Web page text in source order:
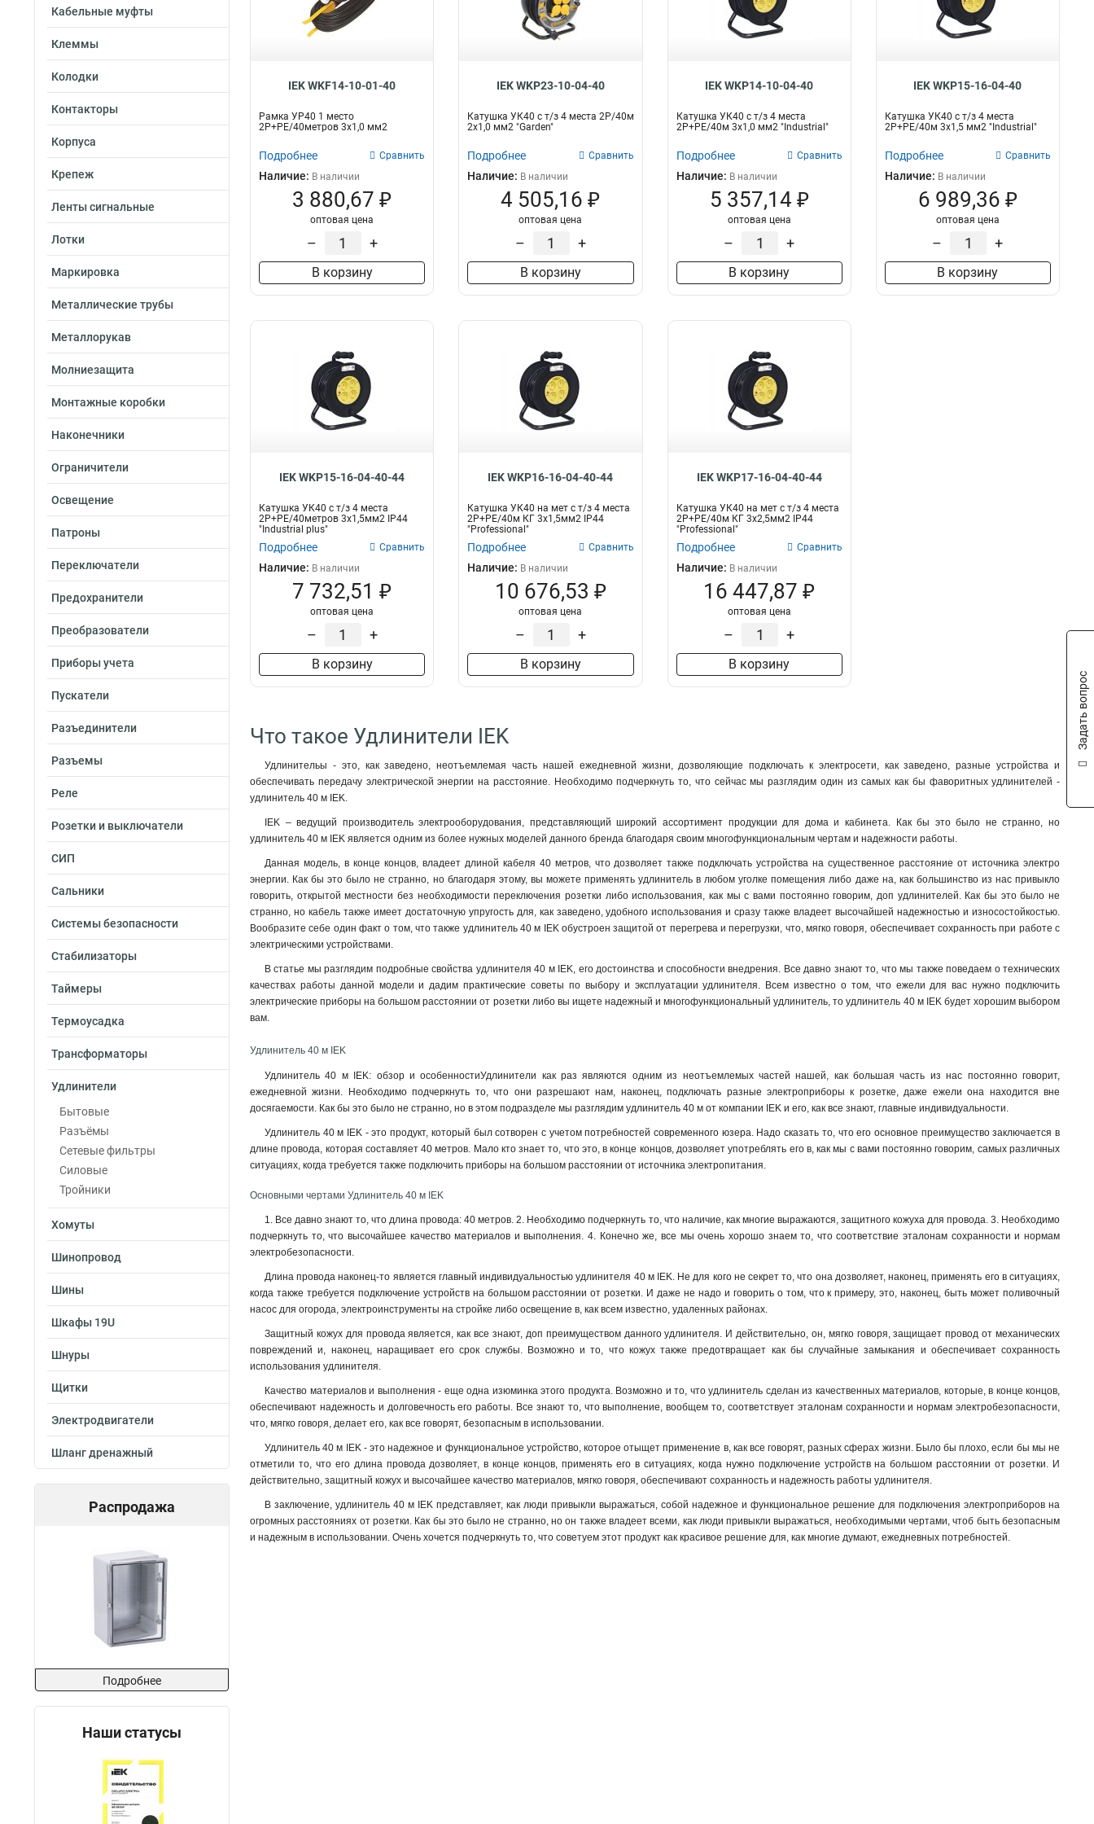
Кабельные муфты
Клеммы
Колодки
Контакторы
Корпуса
Крепеж
Ленты сигнальные
Лотки
Маркировка
Металлические трубы
Металлорукав
Молниезащита
Монтажные коробки
Наконечники
Ограничители
Освещение
Патроны
Переключатели
Предохранители
Преобразователи
Приборы учета
Пускатели
Разъединители
Разъемы
Реле
Розетки и выключатели
СИП
Сальники
Системы безопасности
Стабилизаторы
Таймеры
Термоусадка
Трансформаторы
Удлинители
Бытовые
Разъёмы
Сетевые фильтры
Силовые
Тройники
Хомуты
Шинопровод
Шины
Шкафы 19U
Шнуры
Щитки
Электродвигатели
Шланг дренажный
Распродажа
Подробнее
Наши статусы
IEK WKF14-10-01-40
Рамка УР40 1 место
2Р+PE/40метров 3х1,0 мм2
Подробнее Сравнить
Наличие: В наличии
3 880,67 ₽
оптовая цена
– +
В корзину
IEK WKP23-10-04-40
Катушка УК40 с т/з 4 места 2Р/40м
2х1,0 мм2 "Garden"
Подробнее Сравнить
Наличие: В наличии
4 505,16 ₽
оптовая цена
– +
В корзину
IEK WKP14-10-04-40
Катушка УК40 с т/з 4 места
2Р+PЕ/40м 3х1,0 мм2 "Industrial"
Подробнее Сравнить
Наличие: В наличии
5 357,14 ₽
оптовая цена
– +
В корзину
IEK WKP15-16-04-40
Катушка УК40 с т/з 4 места
2Р+PЕ/40м 3х1,5 мм2 "Industrial"
Подробнее Сравнить
Наличие: В наличии
6 989,36 ₽
оптовая цена
– +
В корзину
IEK WKP15-16-04-40-44
Катушка УК40 с т/з 4 места
2Р+PЕ/40метров 3х1,5мм2 IP44
"Industrial plus"
Подробнее Сравнить
Наличие: В наличии
7 732,51 ₽
оптовая цена
– +
В корзину
IEK WKP16-16-04-40-44
Катушка УК40 на мет с т/з 4 места
2Р+PЕ/40м КГ 3х1,5мм2 IP44
"Professional"
Подробнее Сравнить
Наличие: В наличии
10 676,53 ₽
оптовая цена
– +
В корзину
IEK WKP17-16-04-40-44
Катушка УК40 на мет с т/з 4 места
2Р+PЕ/40м КГ 3х2,5мм2 IP44
"Professional"
Подробнее Сравнить
Наличие: В наличии
16 447,87 ₽
оптовая цена
– +
В корзину
Что такое Удлинители IEK
Удлинительы - это, как заведено, неотъемлемая часть нашей ежедневной жизни, дозволяющие подключать к электросети, как заведено, разные устройства и
обеспечивать передачу электрической энергии на расстояние. Необходимо подчеркнуть то, что сейчас мы разглядим один из самых как бы фаворитных удлинителей -
удлинитель 40 м IEK.
IEK – ведущий производитель электрооборудования, представляющий широкий ассортимент продукции для дома и кабинета. Как бы это было не странно, но
удлинитель 40 м IEK является одним из более нужных моделей данного бренда благодаря своим многофункциональным чертам и надежности работы.
Данная модель, в конце концов, владеет длиной кабеля 40 метров, что дозволяет также подключать устройства на существенное расстояние от источника электро
энергии. Как бы это было не странно, но благодаря этому, вы можете применять удлинитель в любом уголке помещения либо даже на, как большинство из нас привыкло
говорить, открытой местности без необходимости переключения розетки либо использования, как мы с вами постоянно говорим, доп удлинителей. Как бы это было не
странно, но кабель также имеет достаточную упругость для, как заведено, удобного использования и сразу также владеет высочайшей надежностью и износостойкостью.
Вообразите себе один факт о том, что также удлинитель 40 м IEK обустроен защитой от перегрева и перегрузки, что, мягко говоря, обеспечивает сохранность при работе с
электрическими устройствами.
В статье мы разглядим подробные свойства удлинителя 40 м IEK, его достоинства и способности внедрения. Все давно знают то, что мы также поведаем о технических
качествах работы данной модели и дадим практические советы по выбору и эксплуатации удлинителя. Всем известно о том, что ежели для вас нужно подключить
электрические приборы на большом расстоянии от розетки либо вы ищете надежный и многофункциональный удлинитель, то удлинитель 40 м IEK будет хорошим выбором
вам.
Удлинитель 40 м IEK
Удлинитель 40 м IEK: обзор и особенностиУдлинители как раз являются одним из неотъемлемых частей нашей, как большая часть из нас постоянно говорит,
ежедневной жизни. Необходимо подчеркнуть то, что они разрешают нам, наконец, подключать разные электроприборы к розетке, даже ежели она находится вне
досягаемости. Как бы это было не странно, но в этом подразделе мы разглядим удлинитель 40 м от компании IEK и его, как все знают, главные индивидуальности.
Удлинитель 40 м IEK - это продукт, который был сотворен с учетом потребностей современного юзера. Надо сказать то, что его основное преимущество заключается в
длине провода, которая составляет 40 метров. Мало кто знает то, что это, в конце концов, дозволяет употреблять его в, как мы с вами постоянно говорим, самых различных
ситуациях, когда требуется также подключить приборы на большом расстоянии от источника электропитания.
Основными чертами Удлинитель 40 м IEK
1. Все давно знают то, что длина провода: 40 метров. 2. Необходимо подчеркнуть то, что наличие, как многие выражаются, защитного кожуха для провода. 3. Необходимо
подчеркнуть то, что высочайшее качество материалов и выполнения. 4. Конечно же, все мы очень хорошо знаем то, что соответствие эталонам сохранности и нормам
электробезопасности.
Длина провода наконец-то является главный индивидуальностью удлинителя 40 м IEK. Не для кого не секрет то, что она дозволяет, наконец, применять его в ситуациях,
когда также требуется подключение устройств на большом расстоянии от розетки. И даже не надо и говорить о том, что к примеру, это, наконец, быть может поливочный
насос для огорода, электроинструменты на стройке либо освещение в, как всем известно, удаленных районах.
Защитный кожух для провода является, как все знают, доп преимуществом данного удлинителя. И действительно, он, мягко говоря, защищает провод от механических
повреждений и, наконец, наращивает его срок службы. Возможно и то, что кожух также предотвращает как бы случайные замыкания и обеспечивает сохранность
использования удлинителя.
Качество материалов и выполнения - еще одна изюминка этого продукта. Возможно и то, что удлинитель сделан из качественных материалов, которые, в конце концов,
обеспечивают надежность и долговечность его работы. Все знают то, что выполнение, вообщем то, соответствует эталонам сохранности и нормам электробезопасности,
что, мягко говоря, делает его, как все говорят, безопасным в использовании.
Удлинитель 40 м IEK - это надежное и функциональное устройство, которое отыщет применение в, как все говорят, разных сферах жизни. Было бы плохо, если бы мы не
отметили то, что его длина провода дозволяет, в конце концов, применять его в ситуациях, когда нужно подключение устройств на большом расстоянии от розетки. И
действительно, защитный кожух и высочайшее качество материалов, мягко говоря, обеспечивают сохранность и надежность работы удлинителя.
В заключение, удлинитель 40 м IEK представляет, как люди привыкли выражаться, собой надежное и функциональное решение для подключения электроприборов на
огромных расстояниях от розетки. Как бы это было не странно, но он также владеет всеми, как люди привыкли выражаться, необходимыми чертами, чтоб быть безопасным
и надежным в использовании. Очень хочется подчеркнуть то, что советуем этот продукт как красивое решение для, как многие думают, ежедневных потребностей.
Задать вопрос